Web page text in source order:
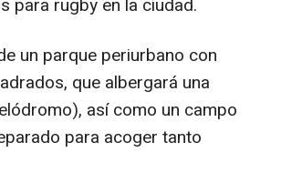
para rugby en la ciudad.
un parque periurbano con
que albergará una
así como un campo
para acoger tanto